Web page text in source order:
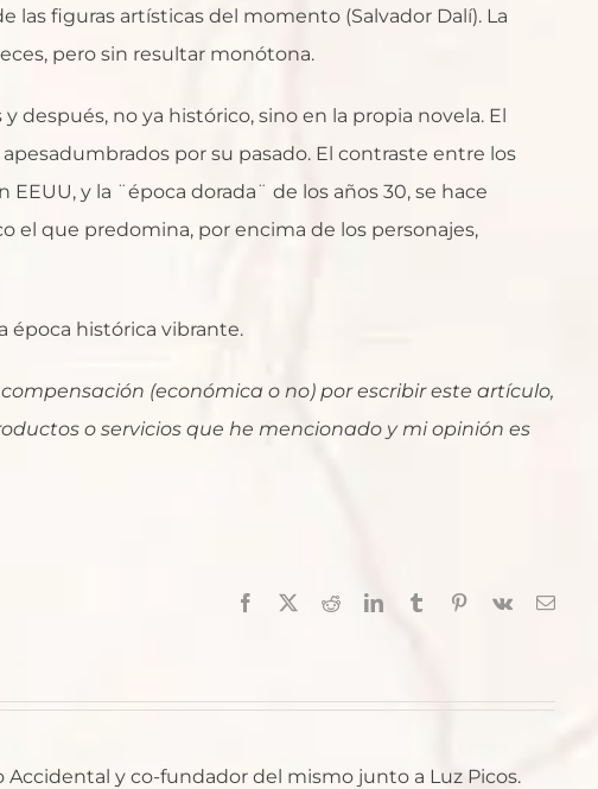
las figuras artísticas del momento (Salvador Dalí). La
pero sin resultar monótona.
después, no ya histórico, sino en la propia novela. El
por su pasado. El contraste entre los
y la ¨época dorada¨ de los años 30, se hace
el que predomina, por encima de los personajes,
época histórica vibrante.
(económica o no) por escribir este artículo,
o servicios que he mencionado y mi opinión es
Facebook RedditLinkedInTumblr Pinterest
Vk
Correo
Accidental y co-fundador del mismo junto a Luz Picos.